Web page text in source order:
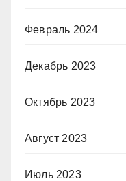
Февраль 2024
Декабрь 2023
Октябрь 2023
Август 2023
Июль 2023